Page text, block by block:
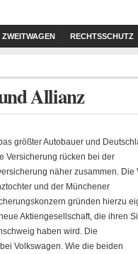
ZWEITWAGEN RECHTSSCHUTZ
Allianz
größter Autobauer und
Versicherung rücken bei der
näher zusammen. Die
und der Münchener
gründen hierzu
Aktiengesellschaft, die ihren
haben wird. Die
Volkswagen. Wie die beiden